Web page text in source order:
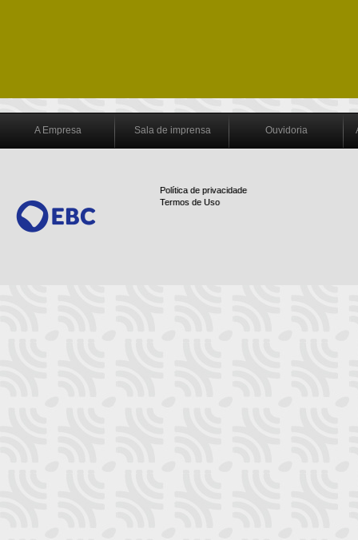
A Empresa Sala de imprensa Ouvidoria
Política de privacidade
Termos de Uso